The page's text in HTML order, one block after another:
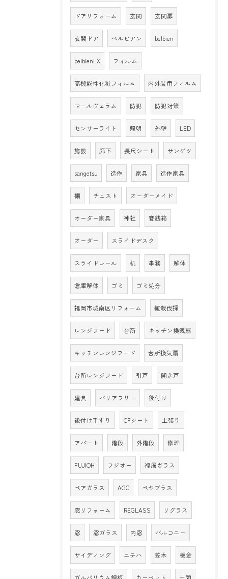
ドアリフォーム 玄関 玄関扉
玄関ドア ベルビアン belbien
belbienEX フィルム
高機能性化粧フィルム 内外装用フィルム
マールヴェラム 防犯 防犯対策
センサーライト 照明 外壁 LED
施設 廊下 長尺シート サンゲツ
sangetsu 造作 家具 造作家具
棚 チェスト オーダーメイド
オーダー家具 神社 賽銭箱
オーダー スライドデスク
スライドレール 机 事務 解体
倉庫解体 ゴミ ゴミ処分
福岡市城南区リフォーム 植栽伐採
レンジフード 台所 キッチン換気扇
キッチンレンジフード 台所換気扇
台所レンジフード 引戸 開き戸
建具 バリアフリー 後付け
後付け手すり CFシート 上張り
アパート 階段 外階段 修理
FUJIOH フジオー 複層ガラス
ペアガラス AGC ペヤプラス
窓リフォーム REGLASS リグラス
窓 窓ガラス 内窓 バルコニー
サイディング ニチハ 笠木 板金